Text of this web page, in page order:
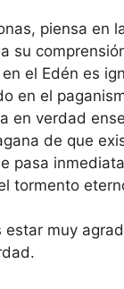
piensa en
su
el Edén es
en el
en verdad
de que
pasa
tormento
muy